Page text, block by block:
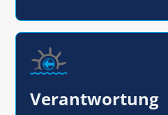
Verantwortung